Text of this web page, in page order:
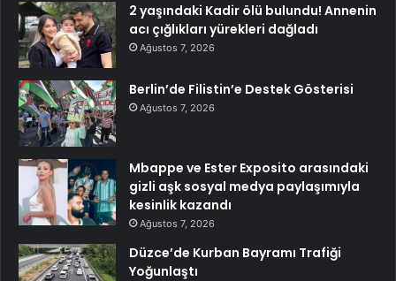
2 yaşındaki Kadir ölü bulundu! Annenin
acı çığlıkları yürekleri dağladı
Ağustos 7, 2026
Berlin’de Filistin’e Destek Gösterisi
Ağustos 7, 2026
Mbappe ve Ester Exposito arasındaki
gizli aşk sosyal medya paylaşımıyla
kesinlik kazandı
Ağustos 7, 2026
Düzce’de Kurban Bayramı Trafiği
Yoğunlaştı